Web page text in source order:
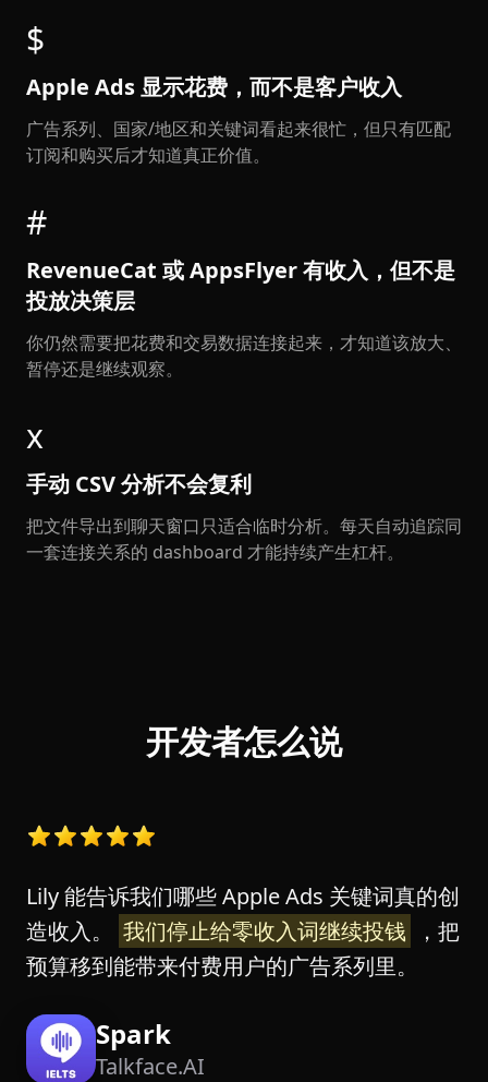
$
Apple Ads 显示花费，而不是客户收入
广告系列、国家/地区和关键词看起来很忙，但只有匹配
订阅和购买后才知道真正价值。
#
RevenueCat 或 AppsFlyer 有收入，但不是
投放决策层
你仍然需要把花费和交易数据连接起来，才知道该放大、
暂停还是继续观察。
x
手动 CSV 分析不会复利
把文件导出到聊天窗口只适合临时分析。每天自动追踪同
一套连接关系的 dashboard 才能持续产生杠杆。
开发者怎么说
Lily 能告诉我们哪些 Apple Ads 关键词真的创
造收入。
我们停止给零收入词继续投钱
，把
预算移到能带来付费用户的广告系列里。
Spark
Talkface.AI